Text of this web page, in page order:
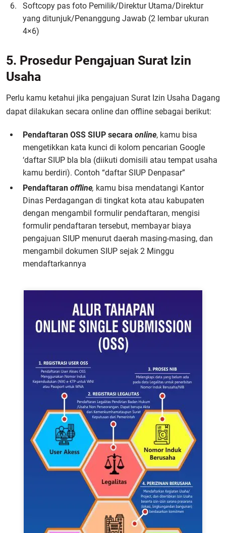
Softcopy pas foto Pemilik/Direktur Utama/Direktur
yang ditunjuk/Penanggung Jawab (2 lembar ukuran
4×6)
5. Prosedur Pengajuan Surat Izin
Usaha
Perlu kamu ketahui jika pengajuan Surat Izin Usaha Dagang
dapat dilakukan secara online dan offline sebagai berikut:
Pendaftaran OSS SIUP secara online, kamu bisa
mengetikkan kata kunci di kolom pencarian Google
‘daftar SIUP bla bla (diikuti domisili atau tempat usaha
kamu berdiri). Contoh “daftar SIUP Denpasar”
Pendaftaran offline, kamu bisa mendatangi Kantor
Dinas Perdagangan di tingkat kota atau kabupaten
dengan mengambil formulir pendaftaran, mengisi
formulir pendaftaran tersebut, membayar biaya
pengajuan SIUP menurut daerah masing-masing, dan
mengambil dokumen SIUP sejak 2 Minggu
mendaftarkannya